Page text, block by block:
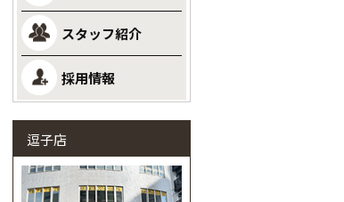
スタッフ紹介
採用情報
逗子店